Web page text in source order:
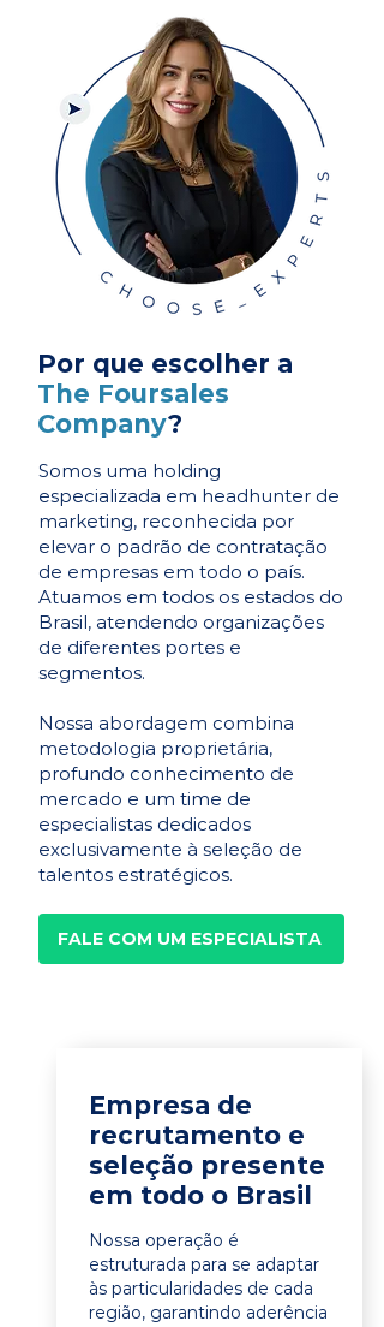
Por que escolher a
The Foursales
Company?
Somos uma holding
especializada em headhunter de
marketing, reconhecida por
elevar o padrão de contratação
de empresas em todo o país.
Atuamos em todos os estados do
Brasil, atendendo organizações
de diferentes portes e
segmentos.
Nossa abordagem combina
metodologia proprietária,
profundo conhecimento de
mercado e um time de
especialistas dedicados
exclusivamente à seleção de
talentos estratégicos.
FALE COM UM ESPECIALISTA
Empresa de
recrutamento e
seleção presente
em todo o Brasil
Nossa operação é
estruturada para se adaptar
às particularidades de cada
região, garantindo aderência